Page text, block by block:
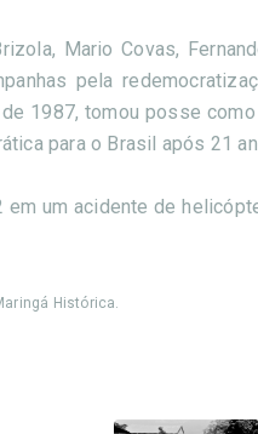
Mario Covas,
pela
1987, tomou posse
para o Brasil após 21
um acidente de
Histórica.